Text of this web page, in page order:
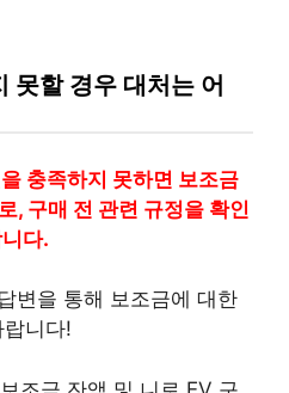
못할 경우 대처는 어
충족하지 못하면 보조금
, 구매 전 관련 규정을 확인
다.
변을 통해 보조금에 대한
니다!